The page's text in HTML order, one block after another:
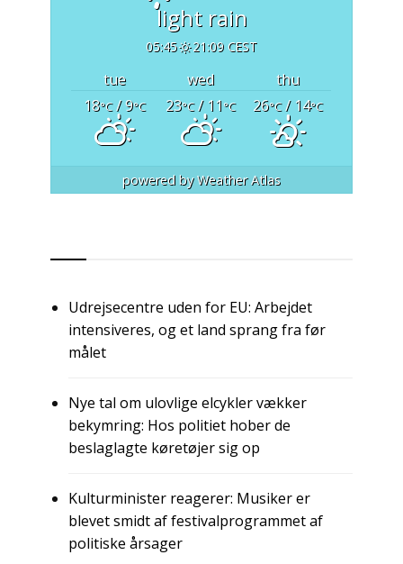
light rain
05:45 21:09 CEST
tue wed
thu
18°C/ 9°C 23°C/ 11°C 26°C/ 14°C
powered byWeather Atlas
Udrejsecentre uden for EU: Arbejdet
intensiveres, og et land sprang fra før
målet
Nye tal om ulovlige elcykler vækker
bekymring: Hos politiet hober de
beslaglagte køretøjer sig op
Kulturminister reagerer: Musiker er
blevet smidt af festivalprogrammet af
politiske årsager